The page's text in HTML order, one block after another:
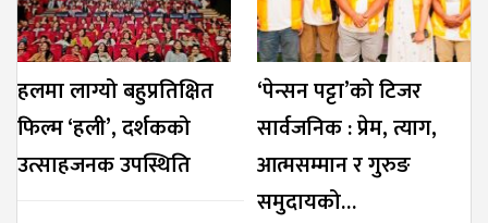
हलमा लाग्यो बहुप्रतिक्षित
फिल्म ‘हली’, दर्शकको
उत्साहजनक उपस्थिति
‘पेन्सन पट्टा’को टिजर
सार्वजनिक : प्रेम, त्याग,
आत्मसम्मान र गुरुङ
समुदायको…